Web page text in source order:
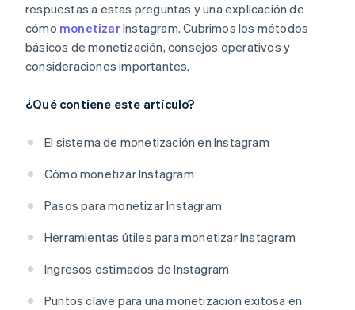
respuestas a estas preguntas y una explicación de
cómo monetizarInstagram. Cubrimos los métodos
básicos de monetización, consejos operativos y
consideraciones importantes.
¿Qué contiene este artículo?
El sistema de monetización en Instagram
Cómo monetizar Instagram
Pasos para monetizar Instagram
Herramientas útiles para monetizar Instagram
Ingresos estimados de Instagram
Puntos clave para una monetización exitosa en